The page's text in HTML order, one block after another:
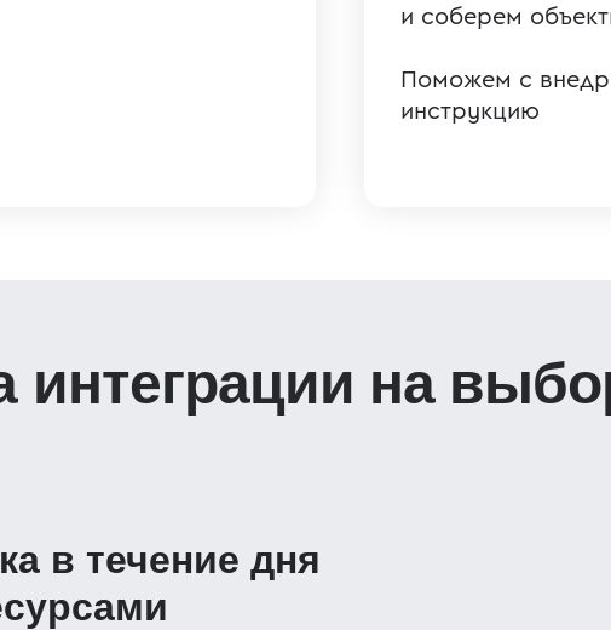
и соберем
Поможем с
инструкцию
интеграции на
в течение дня